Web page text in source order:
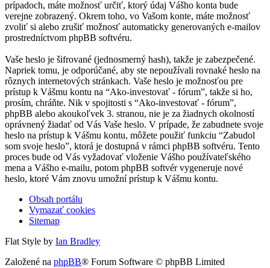
prípadoch, máte možnosť určiť, ktorý údaj Vášho konta bude
verejne zobrazený. Okrem toho, vo Vašom konte, máte možnosť
zvoliť si alebo zrušiť možnosť automaticky generovaných e-mailov
prostredníctvom phpBB softvéru.
Vaše heslo je šifrované (jednosmerný hash), takže je zabezpečené.
Napriek tomu, je odporúčané, aby ste nepoužívali rovnaké heslo na
rôznych internetových stránkach. Vaše heslo je možnosťou pre
prístup k Vášmu kontu na “Ako-investovať - fórum”, takže si ho,
prosím, chráňte. Nik v spojitosti s “Ako-investovať - fórum”,
phpBB alebo akoukoľvek 3. stranou, nie je za žiadnych okolností
oprávnený žiadať od Vás Vaše heslo. V prípade, že zabudnete svoje
heslo na prístup k Vášmu kontu, môžete použiť funkciu “Zabudol
som svoje heslo”, ktorá je dostupná v rámci phpBB softvéru. Tento
proces bude od Vás vyžadovať vloženie Vášho používateľského
mena a Vášho e-mailu, potom phpBB softvér vygeneruje nové
heslo, ktoré Vám znovu umožní prístup k Vášmu kontu.
Obsah portálu
Vymazať cookies
Sitemap
Flat Style by Ian Bradley
Založené na phpBB® Forum Software © phpBB Limited